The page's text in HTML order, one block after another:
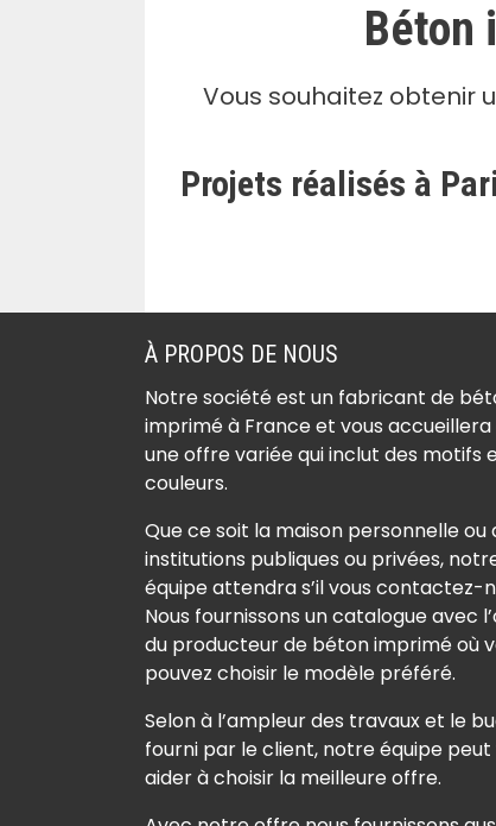
Béton
Vous souhaitez obtenir
Projets réalisés à
À PROPOS DE NOUS
Notre société est un fabricant de
imprimé à France et vous
une offre variée qui inclut des motifs
couleurs.
Que ce soit la maison personnelle ou
institutions publiques ou privées,
équipe attendra s’il vous contactez-
Nous fournissons un catalogue avec
du producteur de béton imprimé où
pouvez choisir le modèle préféré.
Selon à l’ampleur des travaux et le
fourni par le client, notre équipe peut
aider à choisir la meilleure offre.